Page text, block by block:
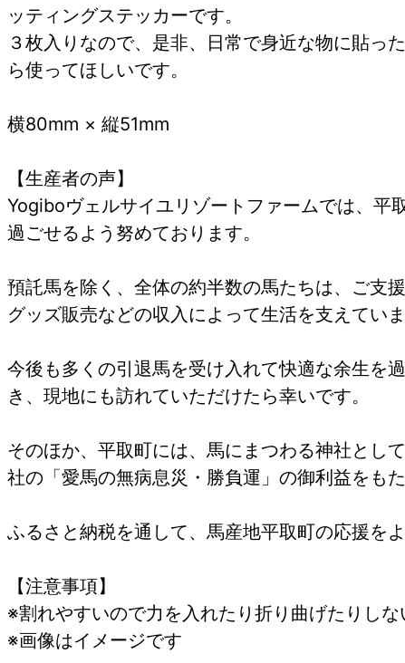
ッティングステッカーです。
３枚入りなので、是非、日常で身近な物に貼っ
ら使ってほしいです。
横80mm × 縦51mm
【生産者の声】
Yogiboヴェルサイユリゾートファームでは、平
過ごせるよう努めております。
預託馬を除く、全体の約半数の馬たちは、ご支
グッズ販売などの収入によって生活を支えていま
今後も多くの引退馬を受け入れて快適な余生を
き、現地にも訪れていただけたら幸いです。
そのほか、平取町には、馬にまつわる神社とし
社の「愛馬の無病息災・勝負運」の御利益をも
ふるさと納税を通して、馬産地平取町の応援を
【注意事項】
※割れやすいので力を入れたり折り曲げたりしな
※画像はイメージです